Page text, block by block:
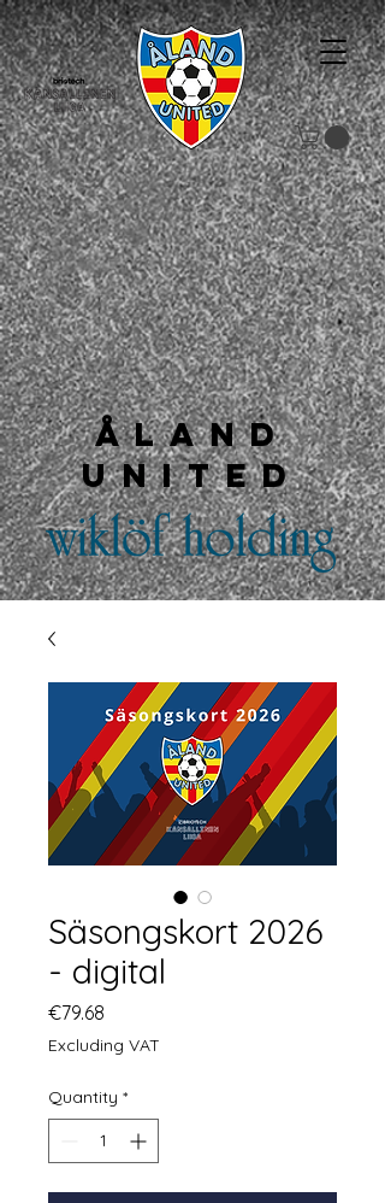
Åland
United
Säsongskort 2026
- digital
€79.68
Excluding VAT
Quantity *